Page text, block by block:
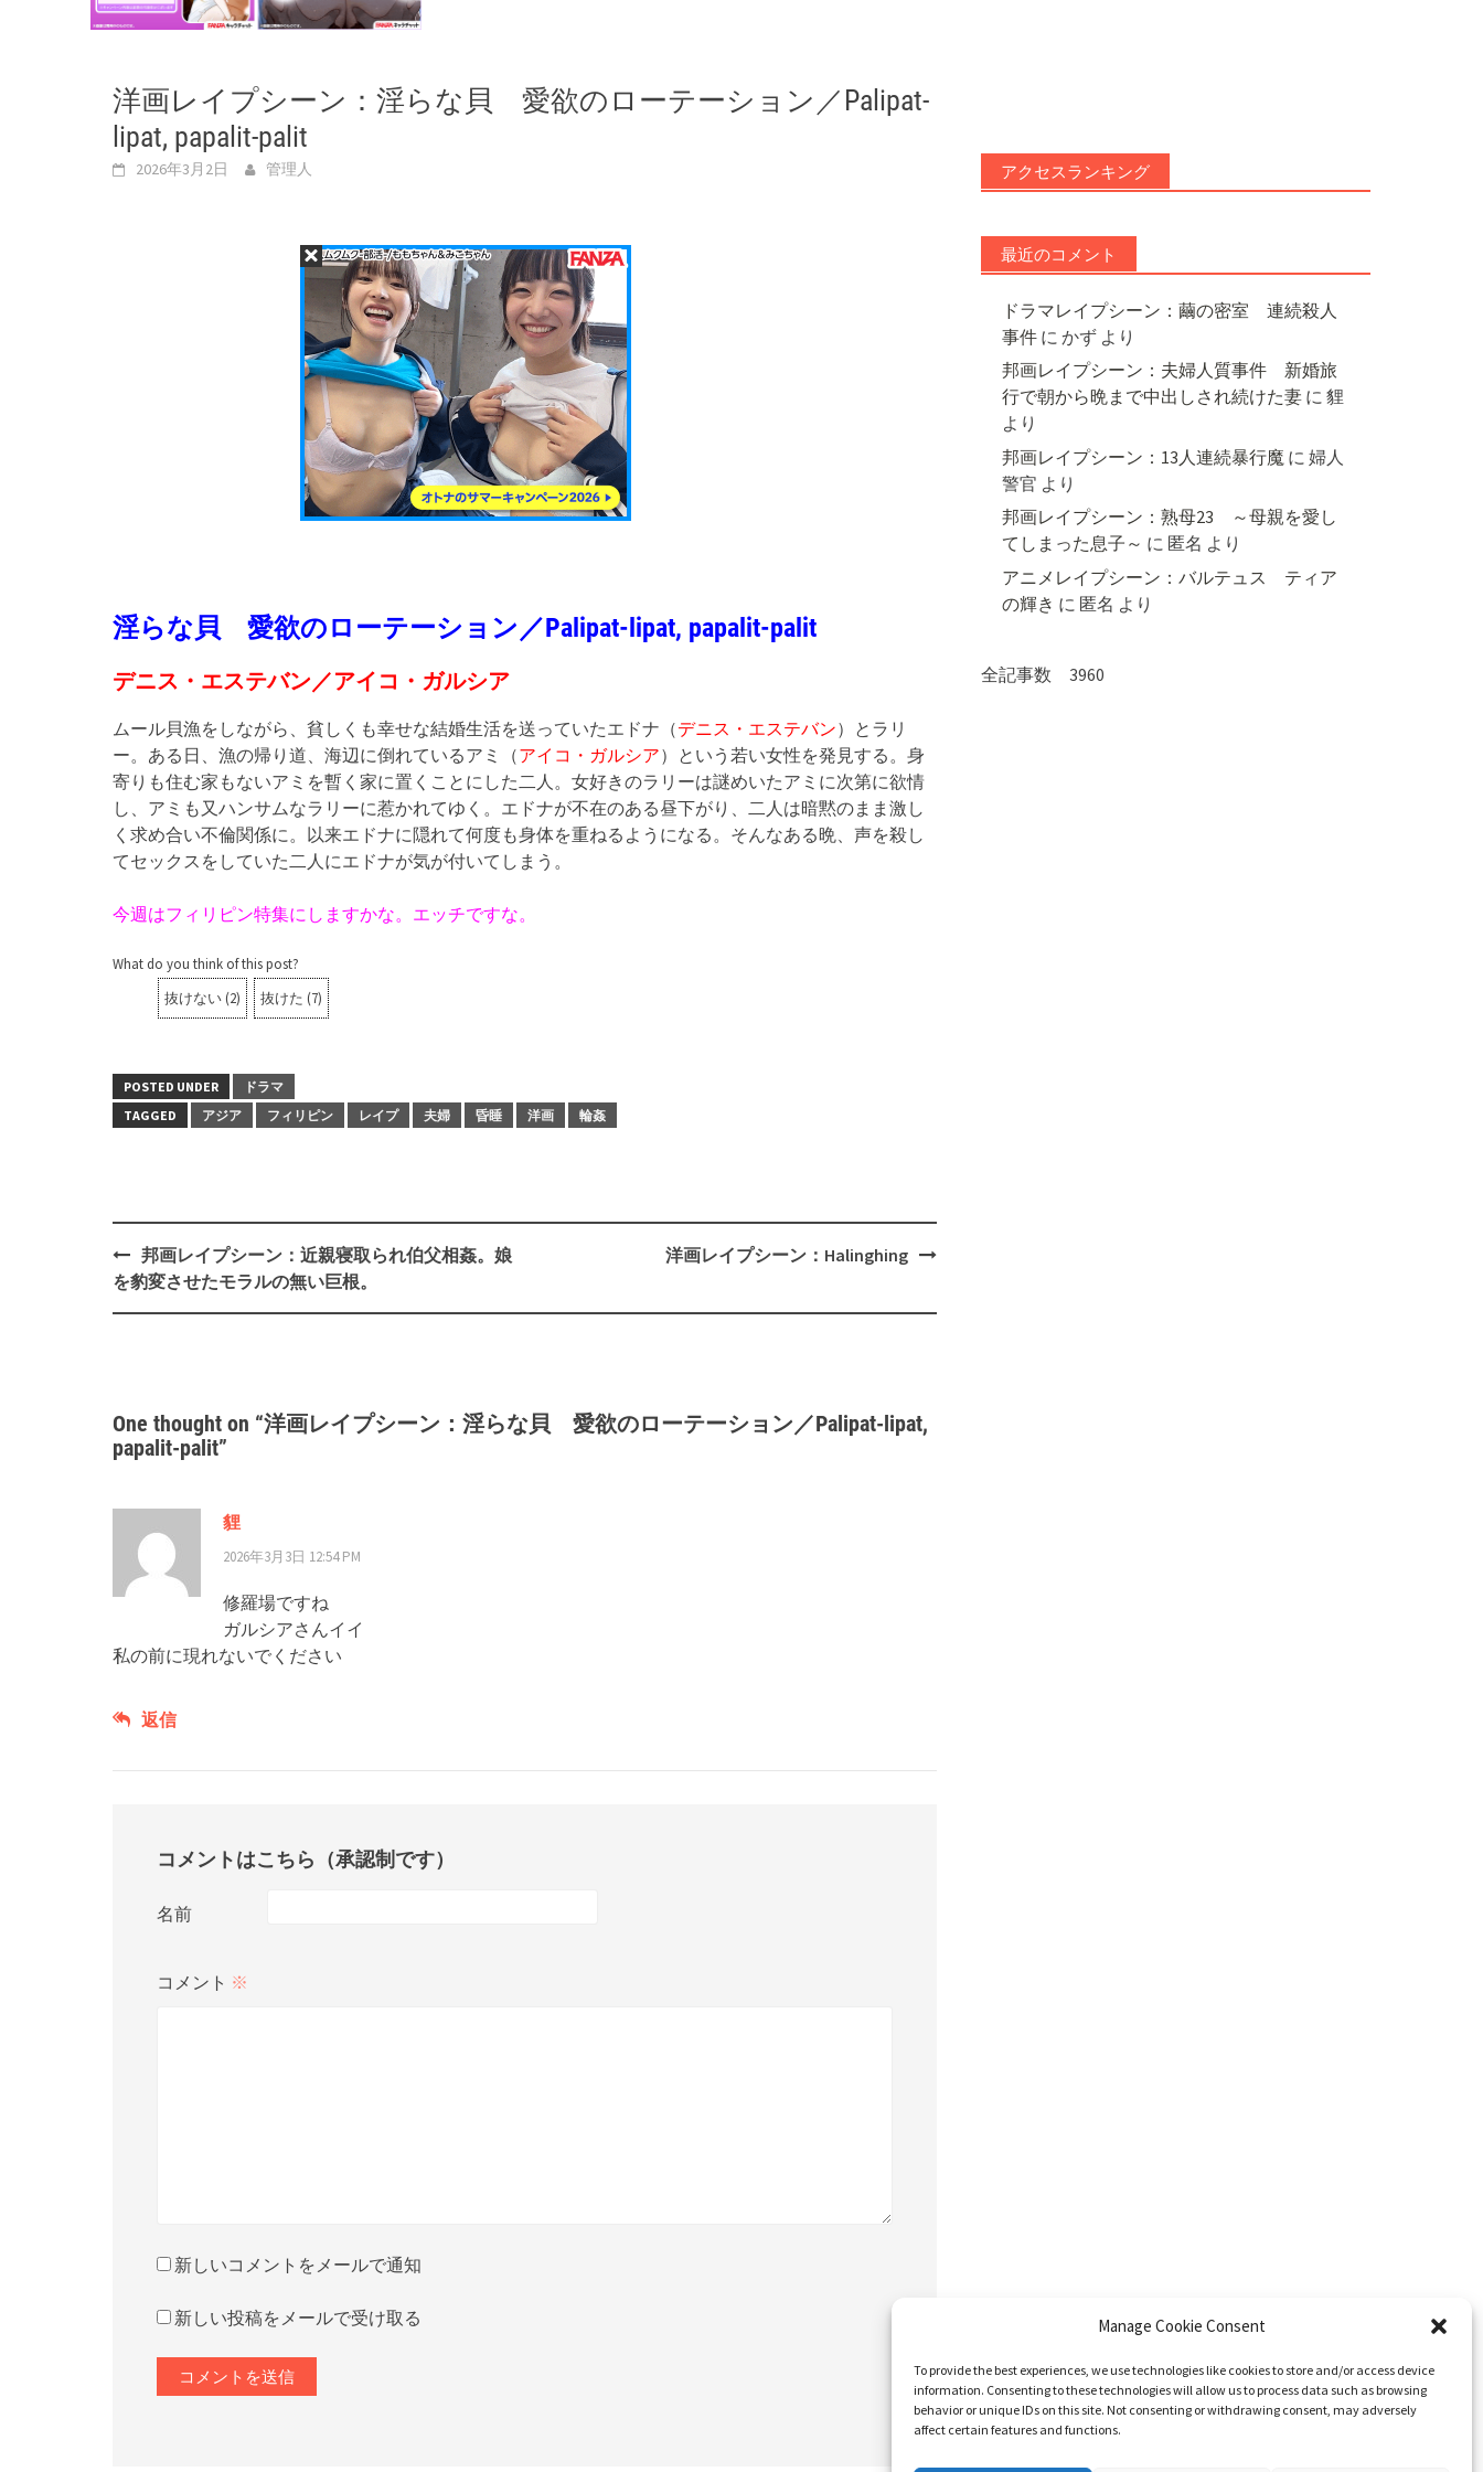
Manage Cookie Consent
To provide the best experiences, we use technologies like cookies to store and/or access device
information. Consenting to these technologies will allow us to process data such as browsing
behavior or unique IDs on this site. Not consenting or withdrawing consent, may adversely
affect certain features and functions.
洋画レイプシーン：淫らな貝 愛欲のローテーション／Palipat-
lipat, papalit-palit
2026年3月2日 管理人
淫らな貝 愛欲のローテーション／Palipat-lipat, papalit-palit
デニス・エステバン／アイコ・ガルシア
ムール貝漁をしながら、貧しくも幸せな結婚生活を送っていたエドナ（デニス・エステバン）とラリ
ー。ある日、漁の帰り道、海辺に倒れているアミ（アイコ・ガルシア）という若い女性を発見する。身
寄りも住む家もないアミを暫く家に置くことにした二人。女好きのラリーは謎めいたアミに次第に欲情
し、アミも又ハンサムなラリーに惹かれてゆく。エドナが不在のある昼下がり、二人は暗黙のまま激し
く求め合い不倫関係に。以来エドナに隠れて何度も身体を重ねるようになる。そんなある晩、声を殺し
てセックスをしていた二人にエドナが気が付いてしまう。
今週はフィリピン特集にしますかな。エッチですな。
What do you think of this post?
抜けない (2) 抜けた (7)
POSTED UNDER
ドラマ
TAGGED
アジア フィリピン レイプ 夫婦 昏睡 洋画 輪姦
Post
navigation
邦画レイプシーン：近親寝取られ伯父相姦。娘
を豹変させたモラルの無い巨根。
洋画レイプシーン：Halinghing
One thought on “洋画レイプシーン：淫らな貝 愛欲のローテーション／Palipat-lipat,
papalit-palit”
貍
2026年3月3日 12:54 PM
修羅場ですね
ガルシアさんイイ
私の前に現れないでください
返信
コメントはこちら（承認制です）
名前
コメント ※
新しいコメントをメールで通知
新しい投稿をメールで受け取る
アクセスランキング
最近のコメント
ドラマレイプシーン：繭の密室 連続殺人
事件に かずより
邦画レイプシーン：夫婦人質事件 新婚旅
行で朝から晩まで中出しされ続けた妻に 貍
より
邦画レイプシーン：13人連続暴行魔 に 婦人
警官 より
邦画レイプシーン：熟母23 ～母親を愛し
てしまった息子～ に 匿名 より
アニメレイプシーン：バルテュス ティア
の輝き に 匿名 より
全記事数 3960